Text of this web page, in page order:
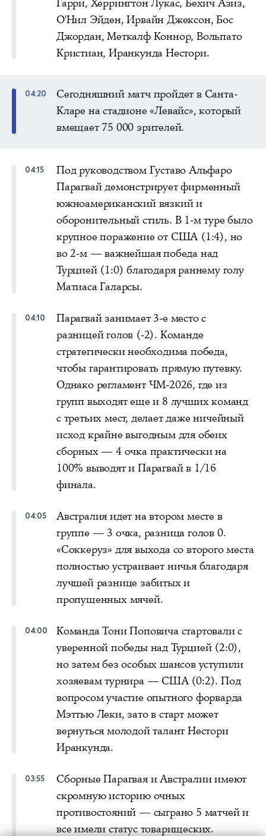
Гарри, Херрингтон Лукас, Бехич Азиз,
О'Нил Эйден, Ирвайн Джексон, Бос
Джордан, Меткалф Коннор, Вольпато
Кристиан, Иранкунда Нестори.
04:20
Сегодняшний матч пройдет в Санта-
Кларе на стадионе «Левайс», который
вмещает 75 000 зрителей.
04:15
Под руководством Густаво Альфаро
Парагвай демонстрирует фирменный
южноамериканский вязкий и
оборонительный стиль. В 1-м туре было
крупное поражение от США (1:4), но
во 2-м — важнейшая победа над
Турцией (1:0) благодаря раннему голу
Матиаса Галарсы.
04:10
Парагвай занимает 3-е место с
разницей голов (-2). Команде
стратегически необходима победа,
чтобы гарантировать прямую путевку.
Однако регламент ЧМ-2026, где из
групп выходят еще и 8 лучших команд
с третьих мест, делает даже ничейный
исход крайне выгодным для обеих
сборных — 4 очка практически на
100% выводят и Парагвай в 1/16
финала.
04:05
Австралия идет на втором месте в
группе — 3 очка, разница голов 0.
«Соккеруз» для выхода со второго места
полностью устраивает ничья благодаря
лучшей разнице забитых и
пропущенных мячей.
04:00
Команда Тони Поповича стартовали с
уверенной победы над Турцией (2:0),
но затем без особых шансов уступили
хозяевам турнира — США (0:2). Под
вопросом участие опытного форварда
Мэттью Леки, зато в старт может
вернуться молодой талант Нестори
Иранкунда.
03:55
Сборные Парагвая и Австралии имеют
скромную историю очных
противостояний — сыграно 5 матчей и
все имели статус товарищеских.